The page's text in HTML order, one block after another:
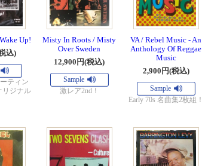
Up!
込)
ティン
リジナル
Misty In Roots / Misty
Over Sweden
12,900円(税込)
Sample
激レア2nd！
VA / Rebel Music - An
Anthology Of Reggae
Music
2,900円(税込)
Sample
Early 70s 名曲集2枚組！